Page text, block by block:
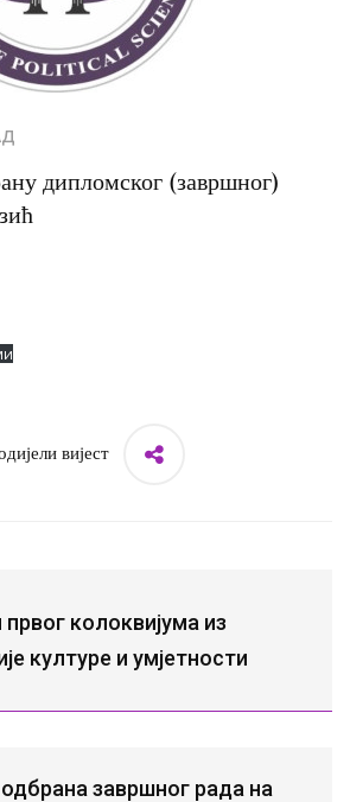
дипломског (завршног)
вијест
колоквијума из
културе и умјетности
завршног рада на